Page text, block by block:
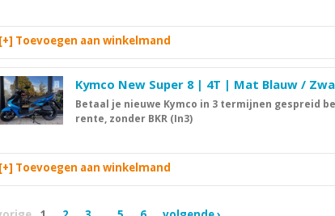
[+] Toevoegen aan winkelmand
Kymco New Super 8 | 4T | Mat Blauw /
Betaal je nieuwe Kymco in 3 termijnen gespreid
rente, zonder BKR (In3)
[+] Toevoegen aan winkelmand